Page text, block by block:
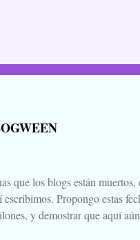
que los blogs están
Propongo estas
y demostrar que aquí